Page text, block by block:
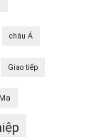
châu Á
Giao tiếp